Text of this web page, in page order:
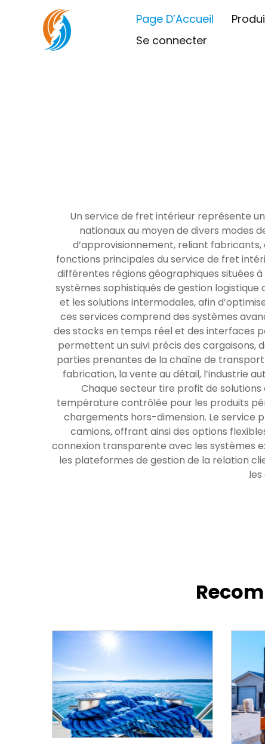
Page D’Accueil
Se connecter
Un service de fret intérieur représente
nationaux au moyen de divers modes
d’approvisionnement, reliant
fonctions principales du service de fret
différentes régions géographiques situées
systèmes sophistiqués de gestion
et les solutions intermodales, afin
ces services comprend des systèmes
des stocks en temps réel et des interfaces
permettent un suivi précis des cargaisons,
parties prenantes de la chaîne de
fabrication, la vente au détail, l’industrie
Chaque secteur tire profit de
température contrôlée pour les produits
chargements hors-dimension. Le service
camions, offrant ainsi des options
connexion transparente avec les systèmes
les plateformes de gestion de la relation